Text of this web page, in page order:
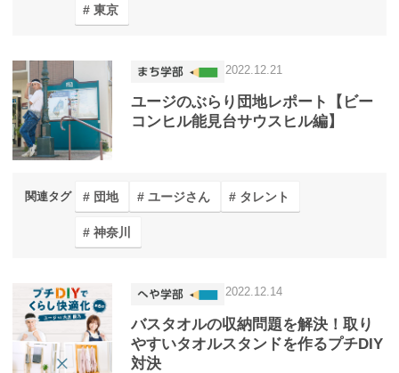
東京
ユージのぶらり団地レポート【ビー
コンヒル能見台サウスヒル編】
2022.12.21
関連タグ 団地 ユージさん タレント
神奈川
バスタオルの収納問題を解決！取り
やすいタオルスタンドを作るプチDIY
対決
2022.12.14